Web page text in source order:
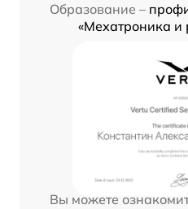
Образование –
«Мехатроника и
Вы можете